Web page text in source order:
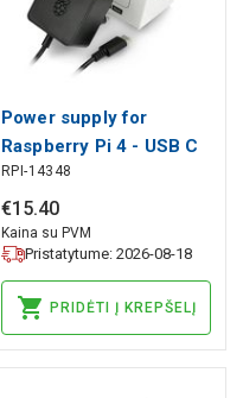
Power supply for
Raspberry Pi 4 - USB C
5,1V / 3A - original
black
RPI-14348
€15.40
Kaina su PVM
Pristatytume: 2026-08-18
PRIDĖTI Į KREPŠELĮ